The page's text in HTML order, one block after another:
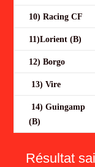
10) Racing CF
11)Lorient (B)
12) Borgo
13) Vire
14) Guingamp
(B)
Résultat